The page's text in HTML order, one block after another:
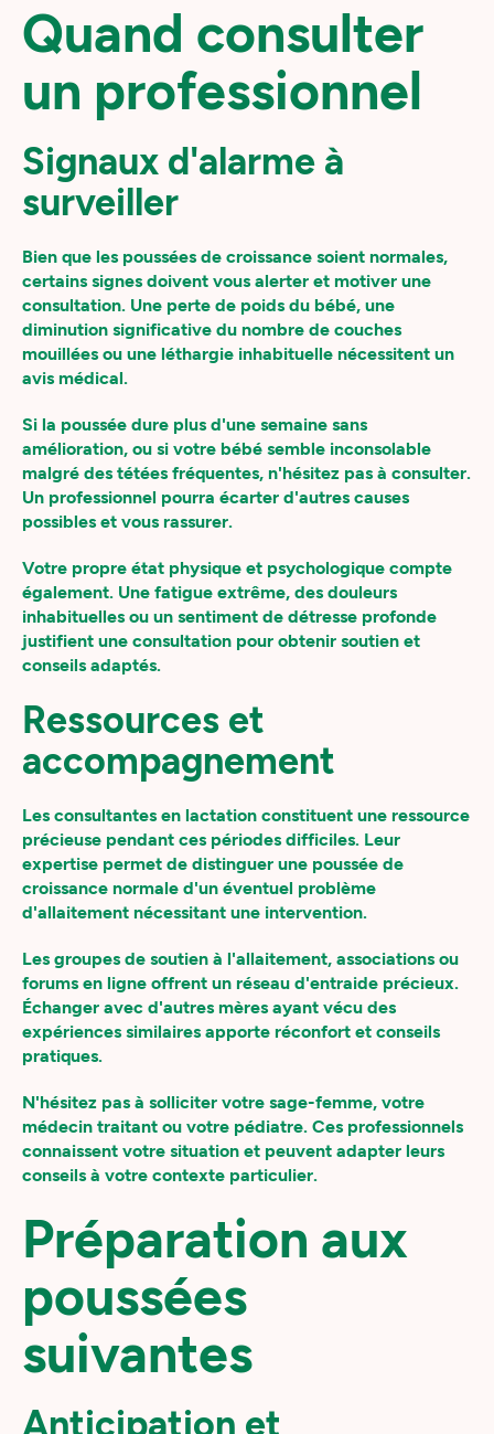
Quand consulter
un professionnel
Signaux d'alarme à
surveiller
Bien que les poussées de croissance soient normales,
certains signes doivent vous alerter et motiver une
consultation. Une perte de poids du bébé, une
diminution significative du nombre de couches
mouillées ou une léthargie inhabituelle nécessitent un
avis médical.
Si la poussée dure plus d'une semaine sans
amélioration, ou si votre bébé semble inconsolable
malgré des tétées fréquentes, n'hésitez pas à consulter.
Un professionnel pourra écarter d'autres causes
possibles et vous rassurer.
Votre propre état physique et psychologique compte
également. Une fatigue extrême, des douleurs
inhabituelles ou un sentiment de détresse profonde
justifient une consultation pour obtenir soutien et
conseils adaptés.
Ressources et
accompagnement
Les consultantes en lactation constituent une ressource
précieuse pendant ces périodes difficiles. Leur
expertise permet de distinguer une poussée de
croissance normale d'un éventuel problème
d'allaitement nécessitant une intervention.
Les groupes de soutien à l'allaitement, associations ou
forums en ligne offrent un réseau d'entraide précieux.
Échanger avec d'autres mères ayant vécu des
expériences similaires apporte réconfort et conseils
pratiques.
N'hésitez pas à solliciter votre sage-femme, votre
médecin traitant ou votre pédiatre. Ces professionnels
connaissent votre situation et peuvent adapter leurs
conseils à votre contexte particulier.
Préparation aux
poussées
suivantes
Anticipation et